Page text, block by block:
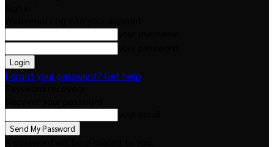
Forgot your password? Get help